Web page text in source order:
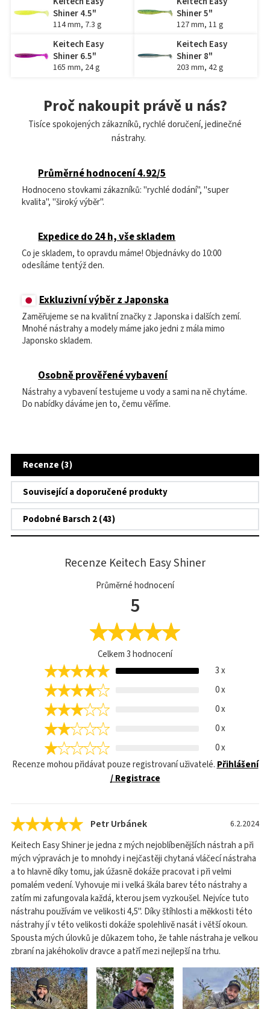
Shiner 4.5"
114 mm, 7.3 g
Shiner 5"
127 mm, 11 g
Keitech Easy
Shiner 6.5"
165 mm, 24 g
Keitech Easy
Shiner 8"
203 mm, 42 g
Proč nakoupit právě u nás?
Tisíce spokojených zákazníků, rychlé doručení, jedinečné
nástrahy.
Průměrné hodnocení 4.92/5
Hodnoceno stovkami zákazníků: "rychlé dodání", "super
kvalita", "široký výběr".
Expedice do 24 h, vše skladem
Co je skladem, to opravdu máme! Objednávky do 10:00
odesíláme tentýž den.
Exkluzivní výběr z Japonska
Zaměřujeme se na kvalitní značky z Japonska i dalších zemí.
Mnohé nástrahy a modely máme jako jedni z mála mimo
Japonsko skladem.
Osobně prověřené vybavení
Nástrahy a vybavení testujeme u vody a sami na ně chytáme.
Do nabídky dáváme jen to, čemu věříme.
Recenze (3)
Související a doporučené produkty
Podobné Barsch 2 (43)
Recenze Keitech Easy Shiner
Průměrné hodnocení
5
Celkem3hodnocení
3 x
0 x
0 x
0 x
0 x
Recenze mohou přidávat pouze registrovaní uživatelé. Přihlášení
/ Registrace
Petr Urbánek 6.2.2024
Keitech Easy Shiner je jedna z mých nejoblíbenějších nástrah a při
mých výpravách je to mnohdy i nejčastěji chytaná vláčecí nástraha
a to hlavně díky tomu, jak úžasně dokáže pracovat i při velmi
pomalém vedení. Vyhovuje mi i velká škála barev této nástrahy a
zatím mi zafungovala každá, kterou jsem vyzkoušel. Nejvíce tuto
nástrahu používám ve velikosti 4,5". Díky štíhlosti a měkkosti této
nástrahy jí v této velikosti dokáže spolehlivě nasát i větší okoun.
Spousta mých úlovků je důkazem toho, že tahle nástraha je velkou
zbraní na jakéhokoliv dravce a patří mezi nejlepší na trhu.